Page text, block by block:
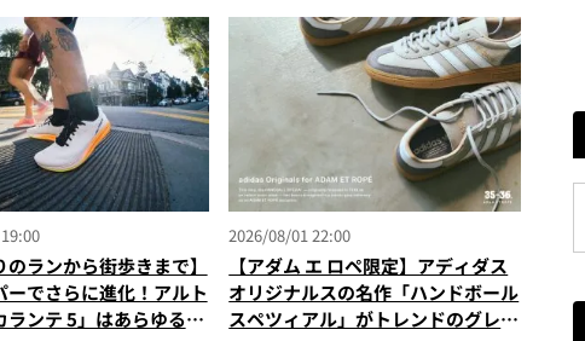
ランから街歩きまで】
ーでさらに進化！アルト
ランテ 5」はあらゆるシ
2026/08/01 22:00
【アダム エ ロペ限定】アディダス
オリジナルスの名作「ハンドボール
スペツィアル」がトレンドのグレー